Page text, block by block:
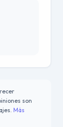
son
Más